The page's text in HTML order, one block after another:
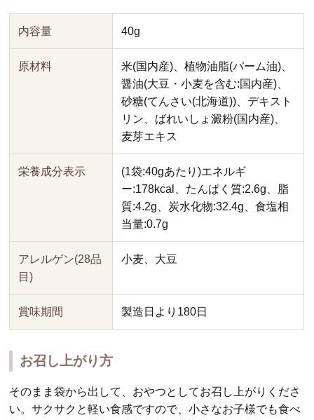
内容量 40g
原材料
米(国内産)、植物油脂(パーム油)、
醤油(大豆・小麦を含む:国内産)、
砂糖(てんさい(北海道))、デキスト
リン、ばれいしょ澱粉(国内産)、
麦芽エキス
栄養成分表示
(1袋:40gあたり)エネルギ
ー:178kcal、たんぱく質:2.6g、脂
質:4.2g、炭水化物:32.4g、食塩相
当量:0.7g
アレルゲン(28品
目)
小麦、大豆
賞味期間 製造日より180日
お召し上がり方
そのまま袋から出して、おやつとしてお召し上がりくださ
い。サクサクと軽い食感ですので、小さなお子様でも食べ